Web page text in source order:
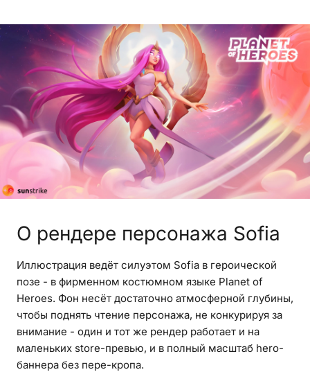
О рендере персонажа Sofia
Иллюстрация ведёт силуэтом Sofia в героической
позе - в фирменном костюмном языке Planet of
Heroes. Фон несёт достаточно атмосферной глубины,
чтобы поднять чтение персонажа, не конкурируя за
внимание - один и тот же рендер работает и на
маленьких store-превью, и в полный масштаб hero-
баннера без пере-кропа.